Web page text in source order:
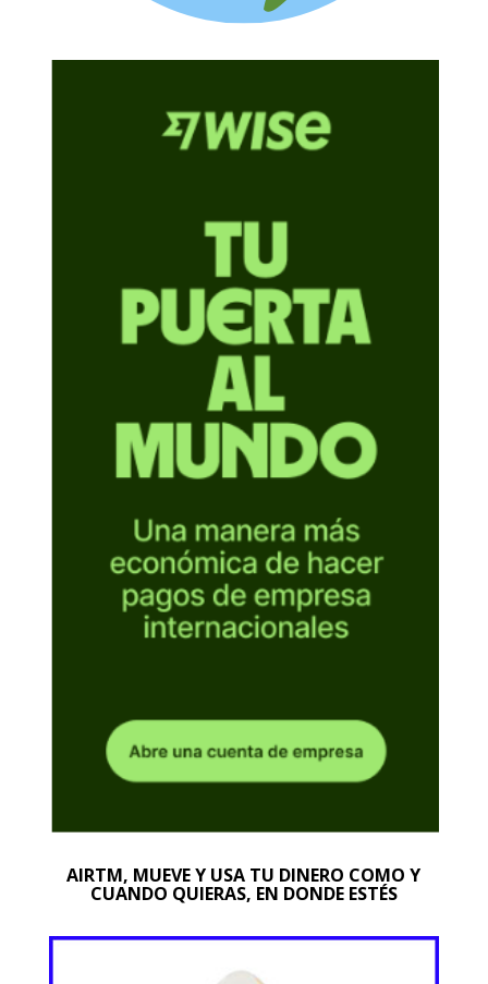
AIRTM, MUEVE Y USA TU DINERO COMO Y
CUANDO QUIERAS, EN DONDE ESTÉS